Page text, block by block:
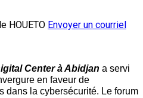
HOUETO Envoyer un courriel
Center à Abidjan a servi
en faveur de
dans la cybersécurité. Le forum